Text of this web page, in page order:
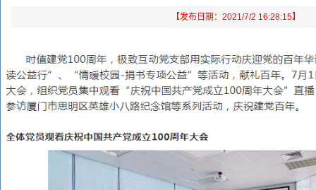
【发布日期：2021/7/2 16:28:15】